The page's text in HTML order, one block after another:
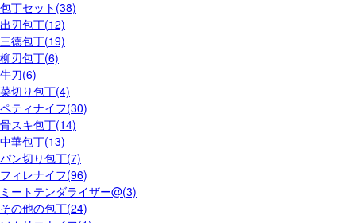
包丁セット(38)
出刃包丁(12)
三徳包丁(19)
柳刃包丁(6)
牛刀(6)
菜切り包丁(4)
ペティナイフ(30)
骨スキ包丁(14)
中華包丁(13)
パン切り包丁(7)
フィレナイフ(96)
ミートテンダライザー@(3)
その他の包丁(24)